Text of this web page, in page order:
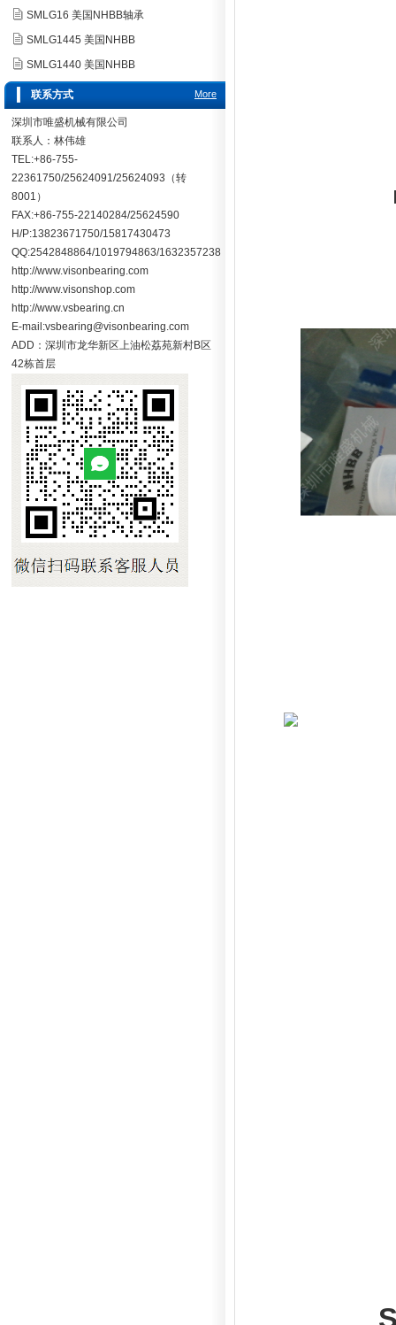
SMLG16 美国NHBB轴承
SMLG1445 美国NHBB
SMLG1440 美国NHBB
More
联系方式
深圳市唯盛机械有限公司
联系人：林伟雄
TEL:+86-755-
22361750/25624091/25624093（转
8001）
FAX:+86-755-22140284/25624590
H/P:13823671750/15817430473
QQ:2542848864/1019794863/1632357238
http://www.visonbearing.com
http://www.visonshop.com
http://www.vsbearing.cn
E-mail:vsbearing@visonbearing.com
ADD：深圳市龙华新区上油松荔苑新村B区
42栋首层